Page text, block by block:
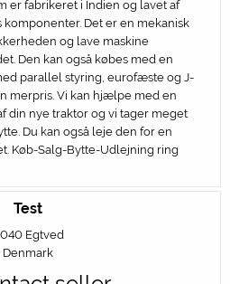
er fabrikeret i Indien og lavet af
Det er en mekanisk
og lave maskine
Den kan også købes med en
parallel styring, eurofæste og J-
merpris. Vi kan hjælpe med en
din nye traktor og vi tager meget
Du kan også leje den for en
Køb-Salg-Bytte-Udlejning ring
Test
Egtved
Denmark